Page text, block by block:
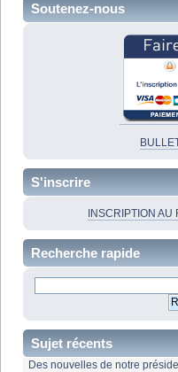
Soutenez-nous
S'inscrire
INSCRIPTION
Recherche rapide
Sujet récents
Des nouvelles de notre